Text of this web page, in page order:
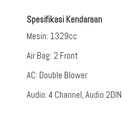
Spesifikasi Kendaraan
Mesin: 1329cc
Air Bag: 2 Front
AC: Double Blower
Audio: 4 Channel, Audio 2DIN